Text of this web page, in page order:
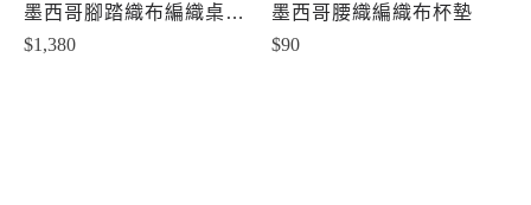
墨西哥腳踏織布編織桌布桌巾桌旗-桃紅
$1,380
墨西哥腰織編織布杯墊
$90